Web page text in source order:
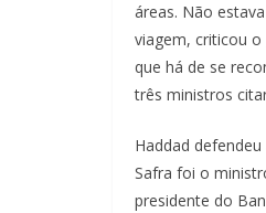
áreas. Não
viagem, criticou
que há de se
três ministros
Haddad
Safra foi o
presidente do